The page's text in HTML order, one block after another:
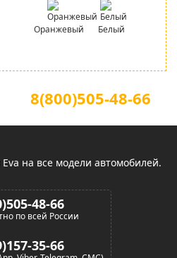
Оранжевый Белый
8(800)505-48-66
на все модели автомобилей.
48-66
по всей России
35-66